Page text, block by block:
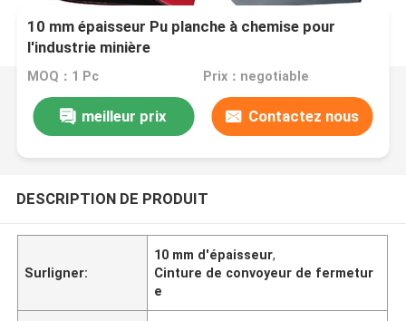
10 mm épaisseur Pu planche à chemise pour
l'industrie minière
MOQ：1 Pc Prix：negotiable
meilleur prix Contactez nous
DESCRIPTION DE PRODUIT
Surligner:
10 mm d'épaisseur,
Cinture de convoyeur de fermetur
e